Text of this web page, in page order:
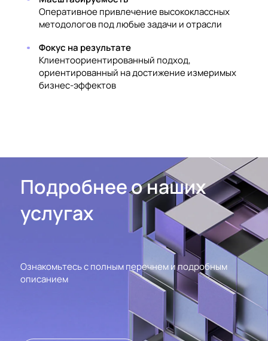
Оперативное привлечение высококлассных
методологов под любые задачи и отрасли
Фокус на результате
Клиентоориентированный подход,
ориентированный на достижение измеримых
бизнес-эффектов
Подробнее о наших
услугах
Ознакомьтесь с полным перечнем и подробным
описанием